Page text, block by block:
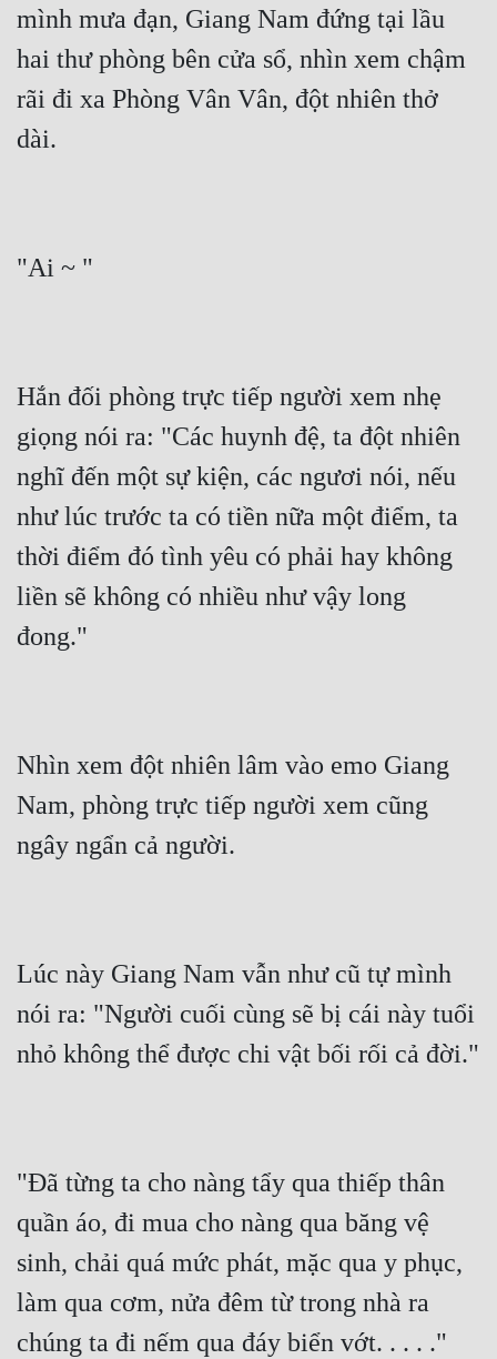
Xa Lộ Dịch
Dị Giới
Dị Năng
Gia Đấu
Góc Nhìn Nam
Góc Nhìn Nữ
Huyền Huyễn
Huyền Nghi
Học Đường
Kiếm Hiệp
Kỳ Huyễn
Làm Giàu
Lịch Sử
Mưu Mô
Mạt Thế
mình mưa đạn, Giang Nam đứng tại lầu
hai thư phòng bên cửa sổ, nhìn xem chậm
rãi đi xa Phòng Vân Vân, đột nhiên thở
dài.
"Ai ~ "
Hắn đối phòng trực tiếp người xem nhẹ
giọng nói ra: "Các huynh đệ, ta đột nhiên
nghĩ đến một sự kiện, các ngươi nói, nếu
như lúc trước ta có tiền nữa một điểm, ta
thời điểm đó tình yêu có phải hay không
liền sẽ không có nhiều như vậy long
đong."
Nhìn xem đột nhiên lâm vào emo Giang
Nam, phòng trực tiếp người xem cũng
ngây ngẩn cả người.
Lúc này Giang Nam vẫn như cũ tự mình
nói ra: "Người cuối cùng sẽ bị cái này tuổi
nhỏ không thể được chi vật bối rối cả đời."
"Đã từng ta cho nàng tẩy qua thiếp thân
quần áo, đi mua cho nàng qua băng vệ
sinh, chải quá mức phát, mặc qua y phục,
làm qua cơm, nửa đêm từ trong nhà ra
chúng ta đi nếm qua đáy biển vớt. . . . ."